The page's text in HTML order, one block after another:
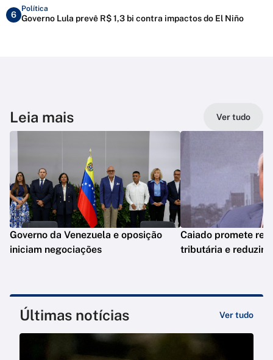
6
Política
Governo Lula prevê R$ 1,3 bi contra impactos do El Niño
Leia mais Ver tudo
Governo da Venezuela e oposição
iniciam negociações
Caiado promete
tributária e reduzir
Últimas notícias Ver tudo